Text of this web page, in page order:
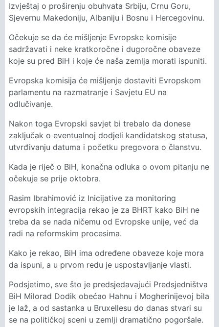
Izvještaj o proširenju obuhvata Srbiju, Crnu Goru,
Sjevernu Makedoniju, Albaniju i Bosnu i Hercegovinu.
Očekuje se da će mišljenje Evropske komisije
sadržavati i neke kratkoročne i dugoročne obaveze
koje su pred BiH i koje će naša zemlja morati ispuniti.
Evropska komisija će mišljenje dostaviti Evropskom
parlamentu na razmatranje i Savjetu EU na
odlučivanje.
Nakon toga Evropski savjet bi trebalo da donese
zaključak o eventualnoj dodjeli kandidatskog statusa,
utvrđivanju datuma i početku pregovora o članstvu.
Kada je riječ o BiH, konačna odluka o ovom pitanju ne
očekuje se prije oktobra.
Rasim Ibrahimović iz Inicijative za monitoring
evropskih integracija rekao je za BHRT kako BiH ne
treba da se nada ničemu od Evropske unije, već da
radi na reformskim procesima.
Kako je rekao, BiH ima određene obaveze koje mora
da ispuni, a u prvom redu je uspostavljanje vlasti.
Podsjetimo, sve što je predsjedavajući Predsjedništva
BiH Milorad Dodik obećao Hahnu i Mogherinijevoj bila
je laž, a od sastanka u Bruxellesu do danas stvari su
se na političkoj sceni u zemlji dramatično pogoršale.